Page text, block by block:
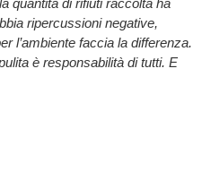
quantità di rifiuti raccolta ha
ripercussioni negative,
l’ambiente faccia la differenza.
è responsabilità di tutti. E